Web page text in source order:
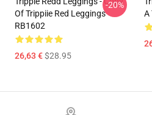
Of Trippiie Red Leggings
RB1602
26,63 €$28.95
-20%
A